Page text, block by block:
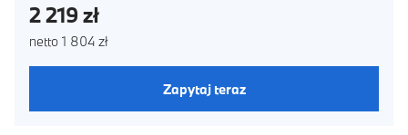
2 219 zł
netto 1 804 zł
Zapytaj teraz